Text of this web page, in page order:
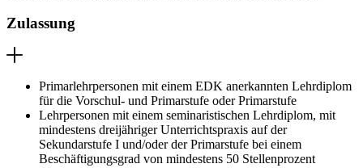
Zulassung
Primarlehrpersonen mit einem EDK anerkannten Lehrdiplom
für die Vorschul- und Primarstufe oder Primarstufe
Lehrpersonen mit einem seminaristischen Lehrdiplom, mit
mindestens dreijähriger Unterrichtspraxis auf der
Sekundarstufe I und/oder der Primarstufe bei einem
Beschäftigungsgrad von mindestens 50 Stellenprozent